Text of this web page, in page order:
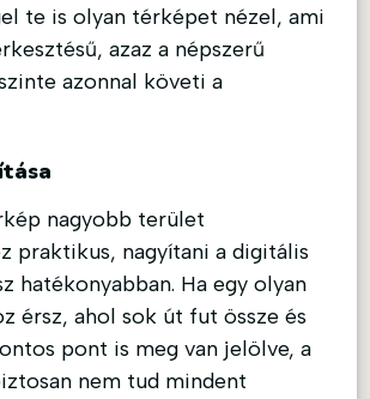
te is olyan térképet nézel, ami
azaz a népszerű
azonnal követi a
nagyobb terület
praktikus, nagyítani a digitális
hatékonyabban. Ha egy olyan
érsz, ahol sok út fut össze és
pont is meg van jelölve, a
nem tud mindent